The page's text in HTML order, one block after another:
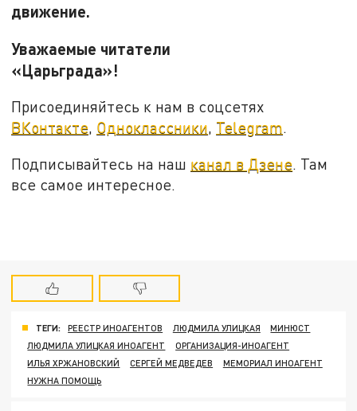
движение.
Уважаемые читатели
«Царьграда»!
Присоединяйтесь к нам в соцсетях
ВКонтакте, Одноклассники, Telegram.
Подписывайтесь на наш канал в Дзене. Там
все самое интересное.
ТЕГИ: РЕЕСТР ИНОАГЕНТОВ ЛЮДМИЛА УЛИЦКАЯ
МИНЮСТ
ЛЮДМИЛА УЛИЦКАЯ ИНОАГЕНТ
ОРГАНИЗАЦИЯ-ИНОАГЕНТ
ИЛЬЯ ХРЖАНОВСКИЙ
СЕРГЕЙ МЕДВЕДЕВ
МЕМОРИАЛ ИНОАГЕНТ
НУЖНА ПОМОЩЬ